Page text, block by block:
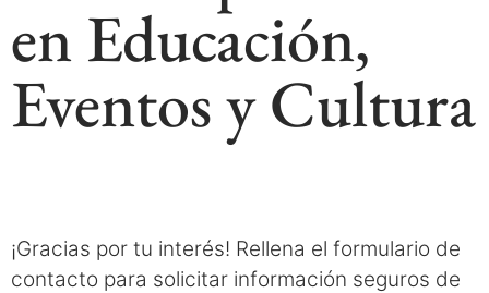
en Educación,
Eventos y Cultura
¡Gracias por tu interés! Rellena el formulario de
contacto para solicitar información seguros de